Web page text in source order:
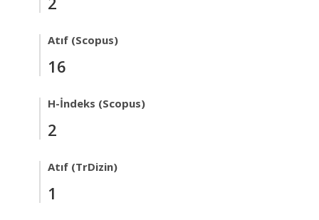
Atıf (Scopus)
16
H-İndeks (Scopus)
2
Atıf (TrDizin)
1